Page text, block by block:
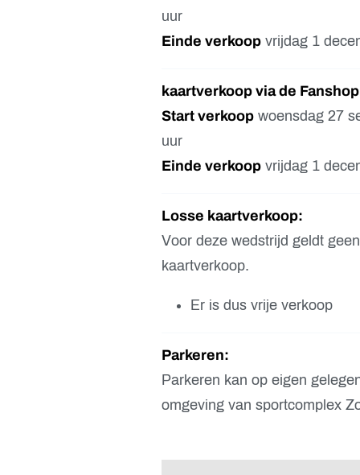
uur
Einde verkoopvrijdag 1
kaartverkoop via de
Start verkoopwoensdag 27
uur
Einde verkoopvrijdag 1
Losse kaartverkoop:
Voor deze wedstrijd geldt
kaartverkoop.
Er is dus vrije verkoop
Parkeren:
Parkeren kan op eigen
omgeving van sportcomplex